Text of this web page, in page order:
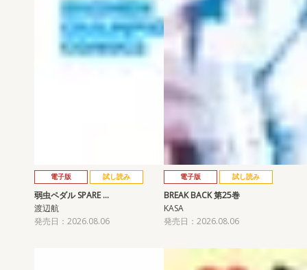
電子版 試し読み
弱虫ペダル SPARE …
渡辺航
発売日：2026.08.06
電子版 試し読み
BREAK BACK 第25巻
KASA
発売日：2026.08.06